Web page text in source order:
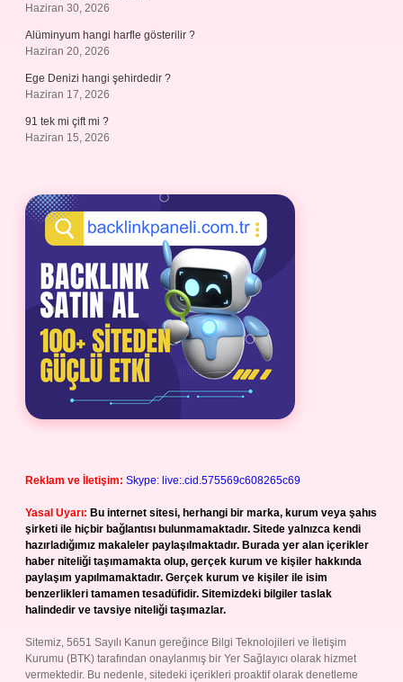
Haziran 30, 2026
Alüminyum hangi harfle gösterilir ?
Haziran 20, 2026
Ege Denizi hangi şehirdedir ?
Haziran 17, 2026
91 tek mi çift mi ?
Haziran 15, 2026
Reklam ve İletişim: Skype: live:.cid.575569c608265c69
Yasal Uyarı: Bu internet sitesi, herhangi bir marka, kurum veya şahıs
şirketi ile hiçbir bağlantısı bulunmamaktadır. Sitede yalnızca kendi
hazırladığımız makaleler paylaşılmaktadır. Burada yer alan içerikler
haber niteliği taşımamakta olup, gerçek kurum ve kişiler hakkında
paylaşım yapılmamaktadır. Gerçek kurum ve kişiler ile isim
benzerlikleri tamamen tesadüfidir. Sitemizdeki bilgiler taslak
halindedir ve tavsiye niteliği taşımazlar.
Sitemiz, 5651 Sayılı Kanun gereğince Bilgi Teknolojileri ve İletişim
Kurumu (BTK) tarafından onaylanmış bir Yer Sağlayıcı olarak hizmet
vermektedir. Bu nedenle, sitedeki içerikleri proaktif olarak denetleme